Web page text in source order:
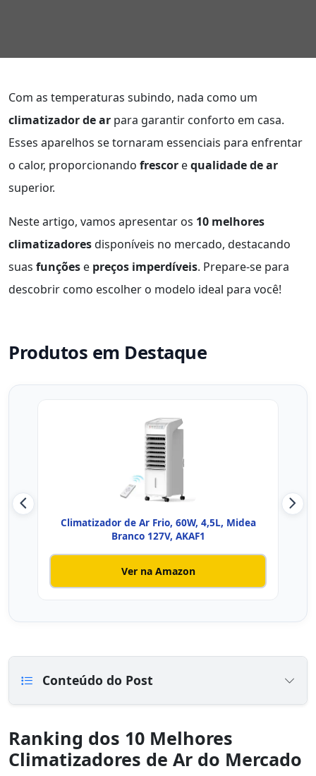
Com as temperaturas subindo, nada como um
climatizador de ar para garantir conforto em casa.
Esses aparelhos se tornaram essenciais para enfrentar
o calor, proporcionando frescor equalidade de ar
superior.
Neste artigo, vamos apresentar os 10 melhores
climatizadoresdisponíveis no mercado, destacando
suas funções e preços imperdíveis. Prepare-se para
descobrir como escolher o modelo ideal para você!
Produtos em Destaque
Climatizador de Ar Frio, 60W, 4,5L, Midea
Branco 127V, AKAF1
Ver na Amazon
Conteúdo do Post
Ranking dos 10 Melhores
Climatizadores de Ar do Mercado